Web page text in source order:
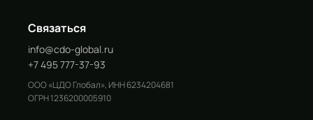
Связаться
info@cdo-global.ru
+7 495 777-37-93
ООО «ЦДО Глобал», ИНН 6234204681
ОГРН 1236200005910